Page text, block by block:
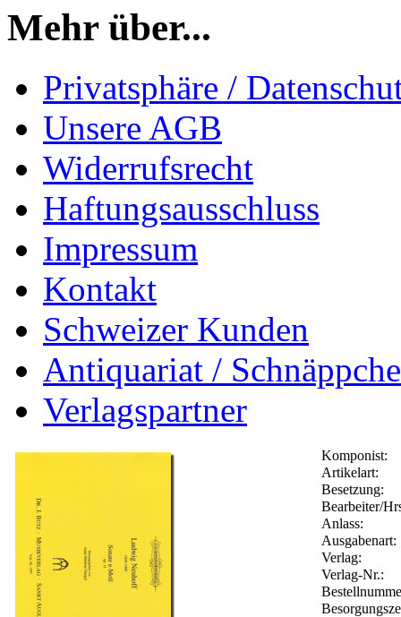
Mehr über...
Privatsphäre /
Unsere AGB
Widerrufsrecht
Haftungsausschluss
Impressum
Kontakt
Schweizer Kunden
Antiquariat /
Verlagspartner
Komponist:
Artikelart:
Besetzung:
Bearbeiter/
Anlass:
Ausgabenart:
Verlag:
Verlag-Nr.: